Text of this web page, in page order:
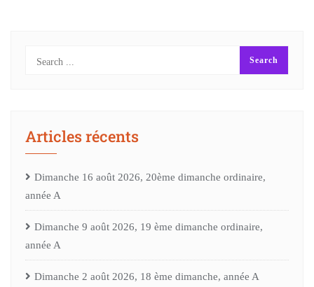
Articles récents
Dimanche 16 août 2026, 20ème dimanche ordinaire,
année A
Dimanche 9 août 2026, 19 ème dimanche ordinaire,
année A
Dimanche 2 août 2026, 18 ème dimanche, année A